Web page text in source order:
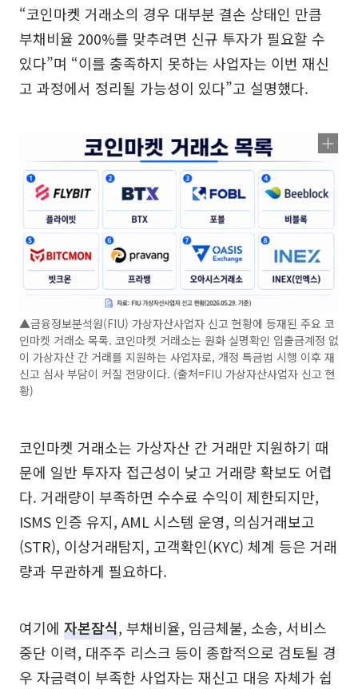
“코인마켓 거래소의 경우 대부분 결손 상태인 만큼
부채비율 200%를 맞추려면 신규 투자가 필요할 수
있다”며 “이를 충족하지 못하는 사업자는 이번 재신
고 과정에서 정리될 가능성이 있다”고 설명했다.
▲금융정보분석원(FIU) 가상자산사업자 신고 현황에 등재된 주요 코
인마켓 거래소 목록. 코인마켓 거래소는 원화 실명확인 입출금계정 없
이 가상자산 간 거래를 지원하는 사업자로, 개정 특금법 시행 이후 재
신고 심사 부담이 커질 전망이다. (출처=FIU 가상자산사업자 신고 현
황)
코인마켓 거래소는 가상자산 간 거래만 지원하기 때
문에 일반 투자자 접근성이 낮고 거래량 확보도 어렵
다. 거래량이 부족하면 수수료 수익이 제한되지만,
ISMS 인증 유지, AML 시스템 운영, 의심거래보고
(STR), 이상거래탐지, 고객확인(KYC) 체계 등은 거래
량과 무관하게 필요하다.
여기에 자본잠식, 부채비율, 임금체불, 소송, 서비스
중단 이력, 대주주 리스크 등이 종합적으로 검토될 경
우 자금력이 부족한 사업자는 재신고 대응 자체가 쉽